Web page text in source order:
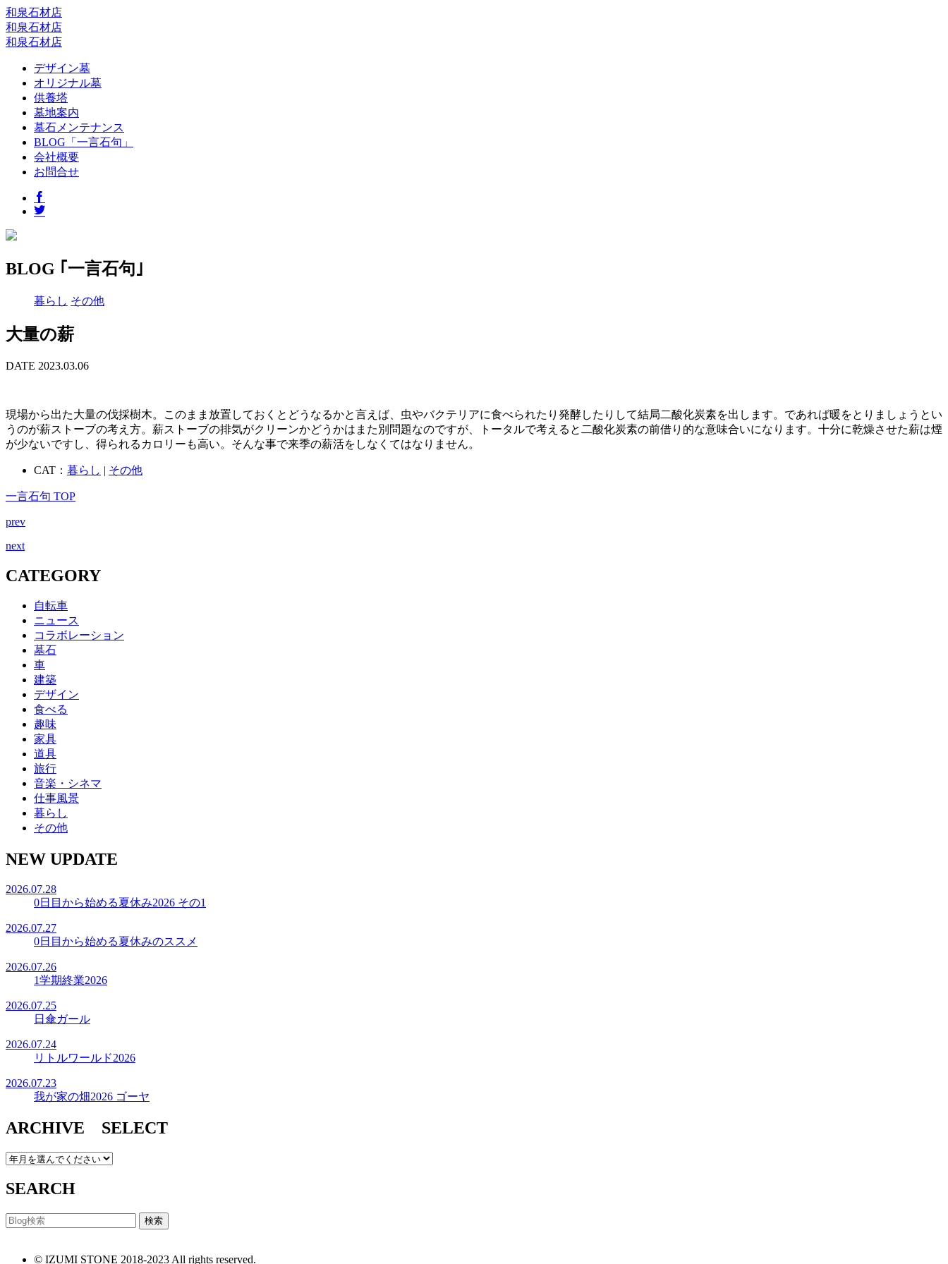
和泉石材店
和泉石材店
和泉石材店
デザイン墓
オリジナル墓
供養塔
墓地案内
墓石メンテナンス
BLOG「一言石句」
会社概要
お問合せ
BLOG ｢一言石句｣
暮らし その他
大量の薪
DATE 2023.03.06
現場から出た大量の伐採樹木。このまま放置しておくとどうなるかと言えば、虫やバクテリアに食べられたり発酵したりして結局二酸化炭素を出します。であれば暖をとりましょうとい
うのが薪ストーブの考え方。薪ストーブの排気がクリーンかどうかはまた別問題なのですが、トータルで考えると二酸化炭素の前借り的な意味合いになります。十分に乾燥させた薪は煙
が少ないですし、得られるカロリーも高い。そんな事で来季の薪活をしなくてはなりません。
CAT： 暮らし | その他
一言石句 TOP
prev
next
CATEGORY
自転車
ニュース
コラボレーション
墓石
車
建築
デザイン
食べる
趣味
家具
道具
旅行
音楽・シネマ
仕事風景
暮らし
その他
NEW UPDATE
2026.07.28
0日目から始める夏休み2026 その1
2026.07.27
0日目から始める夏休みのススメ
2026.07.26
1学期終業2026
2026.07.25
日傘ガール
2026.07.24
リトルワールド2026
2026.07.23
我が家の畑2026 ゴーヤ
ARCHIVE SELECT
SEARCH
© IZUMI STONE 2018-2023 All rights reserved.